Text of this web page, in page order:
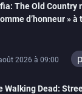
The Old Country
d’honneur »
2026 à 09:00
Walking Dead: